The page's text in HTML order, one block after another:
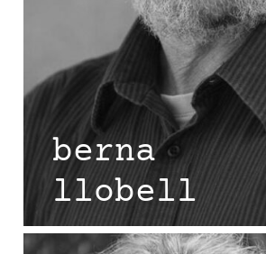
berna
llobell